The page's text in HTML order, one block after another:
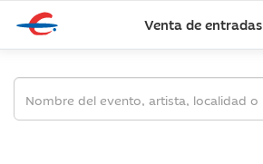
Venta de entradas